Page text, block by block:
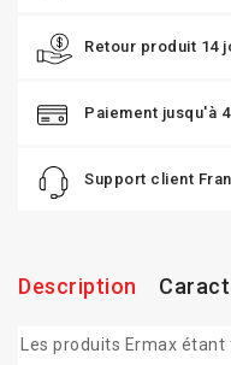
Retour produit 14
Paiement jusqu'à
Support client
Description
Les produits Ermax